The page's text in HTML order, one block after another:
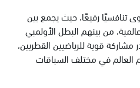
تنافسيًا رفيعًا، حيث يجمع بين
من بينهم البطل الأولمبي
قوية للرياضيين القطريين،
العالم في مختلف السباقات